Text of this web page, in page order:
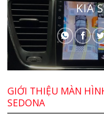
KIA
GIỚI THIỆU MÀN
SEDONA